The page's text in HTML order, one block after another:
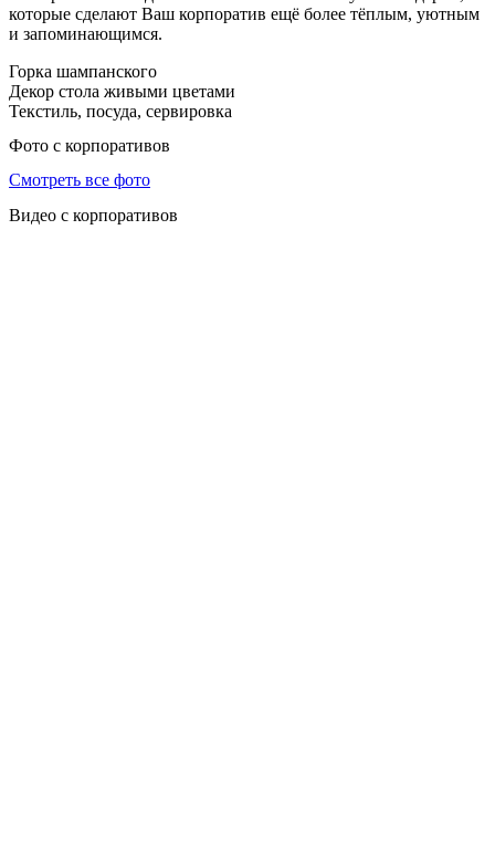
которые сделают Ваш корпоратив ещё более тёплым, уютным
и запоминающимся.
Горка шампанского
Декор стола живыми цветами
Текстиль, посуда, сервировка
Фото с корпоративов
Смотреть все фото
Видео с корпоративов